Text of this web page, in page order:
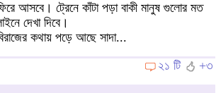
আসবে। ট্রেনে কাঁটা পড়া বাকী মানুষ গুলোর মত
দেখা দিবে।
কথায় পড়ে আছে সাদা...
২১ টি
+৩